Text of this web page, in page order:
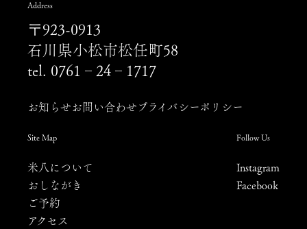
Address
〒923-0913
石川県小松市松任町58
tel. 0761‐24‐1717
お知らせ お問い合わせ プライバシーポリシー
Site Map
米八について
おしながき
ご予約
アクセス
Follow Us
Instagram
Facebook